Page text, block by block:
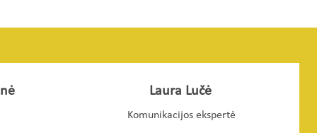
Laura Lučė
Komunikacijos ekspertė